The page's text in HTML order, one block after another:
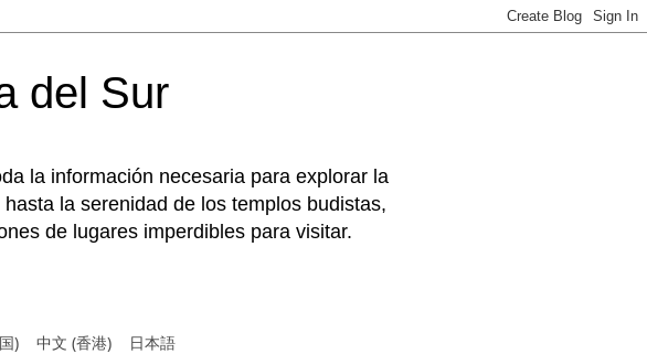
del Sur
la información necesaria para explorar la
la serenidad de los templos budistas,
de lugares imperdibles para visitar.
) 中文 (香港) 日本語